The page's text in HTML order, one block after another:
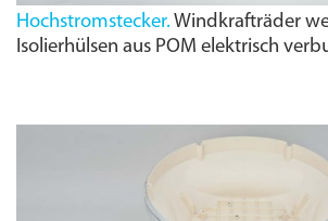
Hochstromstecker. Windkrafträder
Isolierhülsen aus POM elektrisch